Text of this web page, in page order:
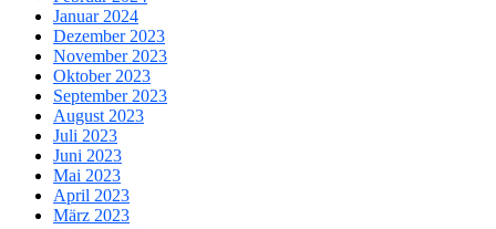
Januar 2024
Dezember 2023
November 2023
Oktober 2023
September 2023
August 2023
Juli 2023
Juni 2023
Mai 2023
April 2023
März 2023